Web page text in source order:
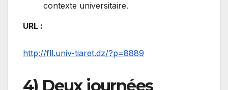
contexte universitaire.
URL :
http://fll.univ-tiaret.dz/?p=8889
4) Deux journées